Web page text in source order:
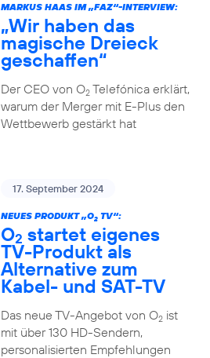
MARKUS HAAS IM „FAZ“-INTERVIEW:
„Wir haben das
magische Dreieck
geschaffen“
Der CEO von O2Telefónica erklärt,
warum der Merger mit E-Plus den
Wettbewerb gestärkt hat
17. September 2024
NEUES PRODUKT „O2TV“:
O2 startet eigenes
TV-Produkt als
Alternative zum
Kabel- und SAT-TV
Das neue TV-Angebot von O2ist
mit über 130 HD-Sendern,
personalisierten Empfehlungen